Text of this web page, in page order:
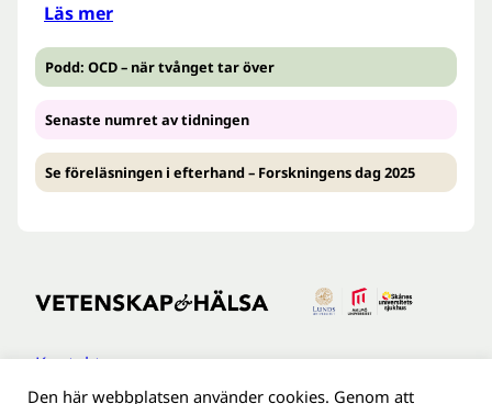
Läs mer
Podd: OCD – när tvånget tar över
Senaste numret av tidningen
Se föreläsningen i efterhand – Forskningens dag 2025
Kontakt
Tillgänglighetsredogöreldse
Den här webbplatsen använder cookies. Genom att